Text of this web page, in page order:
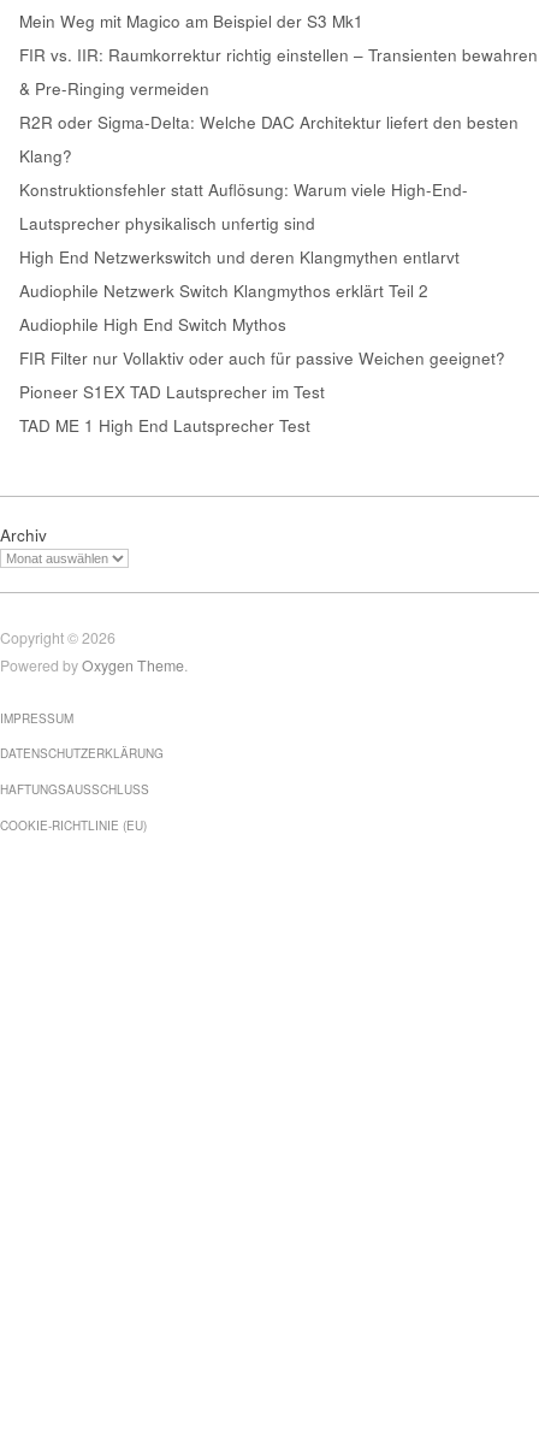
Mein Weg mit Magico am Beispiel der S3 Mk1
FIR vs. IIR: Raumkorrektur richtig einstellen – Transienten bewahren
& Pre-Ringing vermeiden
R2R oder Sigma-Delta: Welche DAC Architektur liefert den besten
Klang?
Konstruktionsfehler statt Auflösung: Warum viele High-End-
Lautsprecher physikalisch unfertig sind
High End Netzwerkswitch und deren Klangmythen entlarvt
Audiophile Netzwerk Switch Klangmythos erklärt Teil 2
Audiophile High End Switch Mythos
FIR Filter nur Vollaktiv oder auch für passive Weichen geeignet?
Pioneer S1EX TAD Lautsprecher im Test
TAD ME 1 High End Lautsprecher Test
Archiv
Copyright © 2026
Powered byOxygen Theme
IMPRESSUM
DATENSCHUTZERKLÄRUNG
HAFTUNGSAUSSCHLUSS
COOKIE-RICHTLINIE (EU)